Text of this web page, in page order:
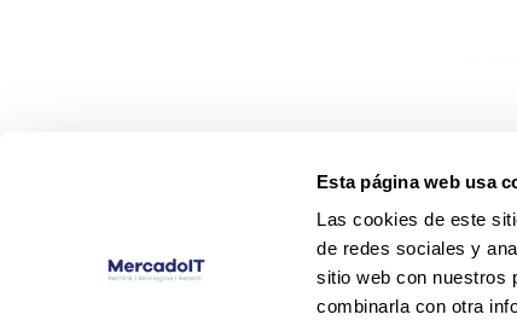
Esta página web usa
Las cookies de este
de redes sociales y
sitio web con nuestros
combinarla con otra